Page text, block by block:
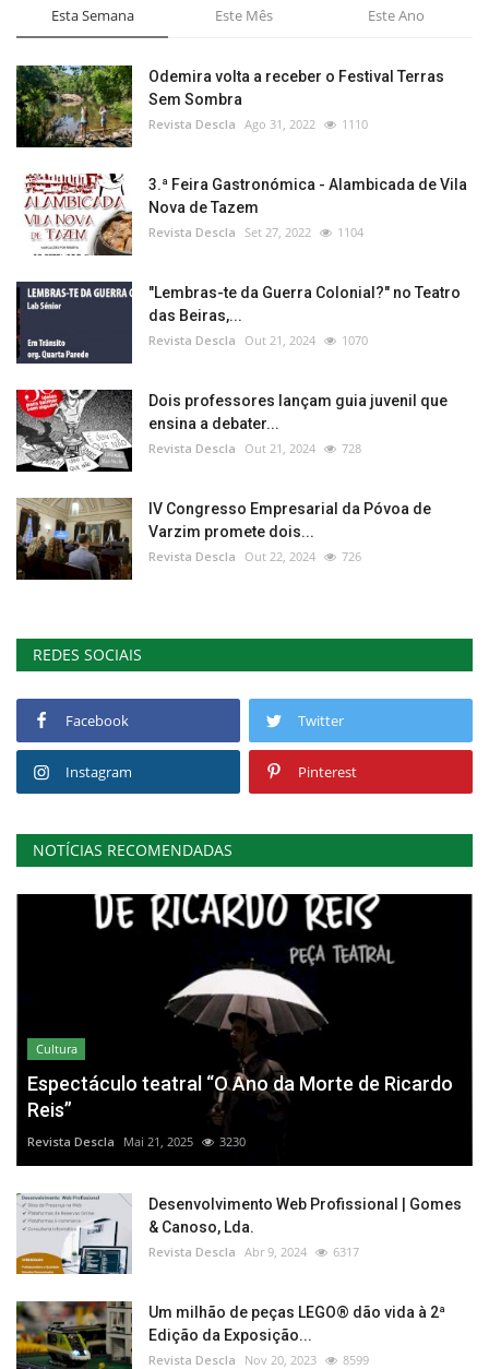
Esta Semana Este Mês Este Ano
Odemira volta a receber o Festival Terras
Sem Sombra
Revista Descla Ago 31, 2022 1110
3.ª Feira Gastronómica - Alambicada de Vila
Nova de Tazem
Revista Descla Set 27, 2022 1104
"Lembras-te da Guerra Colonial?" no Teatro
das Beiras,...
Revista Descla Out 21, 2024 1070
Dois professores lançam guia juvenil que
ensina a debater...
Revista Descla Out 21, 2024 728
IV Congresso Empresarial da Póvoa de
Varzim promete dois...
Revista Descla Out 22, 2024 726
REDES SOCIAIS
Facebook Twitter
Instagram Pinterest
NOTÍCIAS RECOMENDADAS
Cultura
Espectáculo teatral “O Ano da Morte de Ricardo
Reis”
Revista Descla Mai 21, 2025 3230
Desenvolvimento Web Profissional | Gomes
& Canoso, Lda.
Revista Descla Abr 9, 2024 6317
Um milhão de peças LEGO® dão vida à 2ª
Edição da Exposição...
Revista Descla Nov 20, 2023 8599